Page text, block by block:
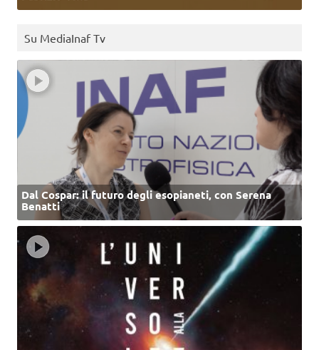
Su MediaInaf Tv
Dal Cospar: il futuro degli esopianeti, con Serena
Benatti